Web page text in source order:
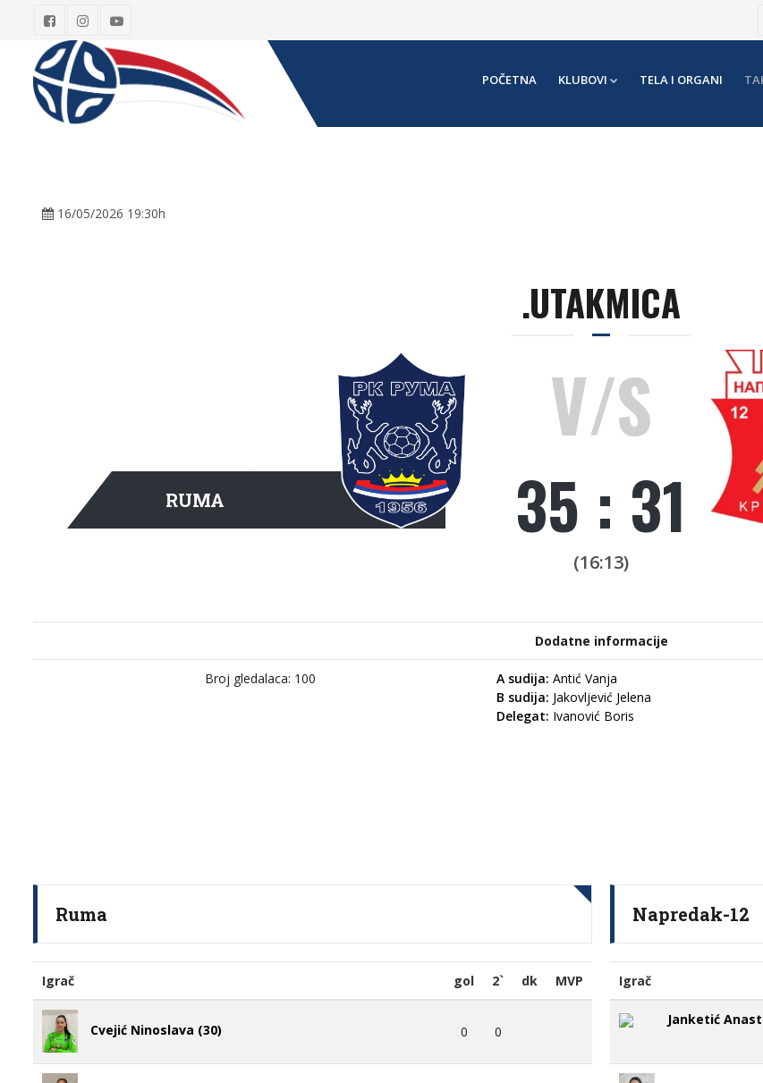
POČETNA KLUBOVI TELA I ORGANI
16/05/2026 19:30h
.UTAKMICA
RUMA
V/S
35 : 31
(16:13)
Dodatne informacije
Broj gledalaca: 100 A sudija: Antić Vanja
B sudija: Jakovljević Jelena
Delegat: Ivanović Boris
Ruma
Igrač gol 2` dk MVP
Cvejić Ninoslava (30) 0 0
Napredak-12
Igrač
Janketić